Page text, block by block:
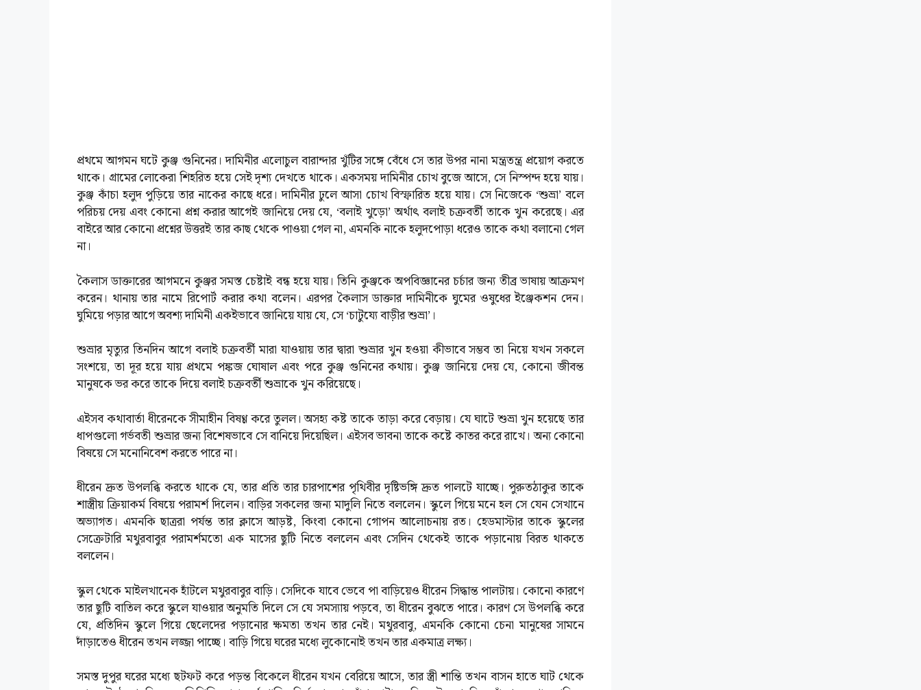
প্রথমে আগমন ঘটে কুঞ্জ গুনিনের। দামিনীর এলোচুল বারান্দার খুঁটির সঙ্গে বেঁধে সে তার উপর নানা মন্ত্রতন্ত্র প্রয়োগ করতে
থাকে। গ্রামের লোকেরা শিহরিত হয়ে সেই দৃশ্য দেখতে থাকে। একসময় দামিনীর চোখ বুজে আসে, সে নিস্পন্দ হয়ে যায়।
কুঞ্জ কাঁচা হলুদ পুড়িয়ে তার নাকের কাছে ধরে। দামিনীর ঢুলে আসা চোখ বিস্ফারিত হয়ে যায়। সে নিজেকে ‘শুভ্রা’ বলে
পরিচয় দেয় এবং কোনো প্রশ্ন করার আগেই জানিয়ে দেয় যে, ‘বলাই খুড়ো’ অর্থাৎ বলাই চক্রবর্তী তাকে খুন করেছে। এর
বাইরে আর কোনো প্রশ্নের উত্তরই তার কাছ থেকে পাওয়া গেল না, এমনকি নাকে হলুদপোড়া ধরেও তাকে কথা বলানো গেল
না।
কৈলাস ডাক্তারের আগমনে কুঞ্জর সমস্ত চেষ্টাই বন্ধ হয়ে যায়। তিনি কুঞ্জকে অপবিজ্ঞানের চর্চার জন্য তীব্র ভাষায় আক্রমণ
করেন। থানায় তার নামে রিপোর্ট করার কথা বলেন। এরপর কৈলাস ডাক্তার দামিনীকে ঘুমের ওষুধের ইঞ্জেকশন দেন।
ঘুমিয়ে পড়ার আগে অবশ্য দামিনী একইভাবে জানিয়ে যায় যে, সে ‘চাটুয্যে বাড়ীর শুভ্রা’।
শুভ্রার মৃত্যুর তিনদিন আগে বলাই চক্রবর্তী মারা যাওয়ায় তার দ্বারা শুভ্রার খুন হওয়া কীভাবে সম্ভব তা নিয়ে যখন সকলে
সংশয়ে, তা দূর হয়ে যায় প্রথমে পঙ্কজ ঘোষাল এবং পরে কুঞ্জ গুনিনের কথায়। কুঞ্জ জানিয়ে দেয় যে, কোনো জীবন্ত
মানুষকে ভর করে তাকে দিয়ে বলাই চক্রবর্তী শুভ্রাকে খুন করিয়েছে।
এইসব কথাবার্তা ধীরেনকে সীমাহীন বিষণ্ণ করে তুলল। অসহ্য কষ্ট তাকে তাড়া করে বেড়ায়। যে ঘাটে শুভ্রা খুন হয়েছে তার
ধাপগুলো গর্ভবতী শুভ্রার জন্য বিশেষভাবে সে বানিয়ে দিয়েছিল। এইসব ভাবনা তাকে কষ্টে কাতর করে রাখে। অন্য কোনো
বিষয়ে সে মনোনিবেশ করতে পারে না।
ধীরেন দ্রুত উপলব্ধি করতে থাকে যে, তার প্রতি তার চারপাশের পৃথিবীর দৃষ্টিভঙ্গি দ্রুত পালটে যাচ্ছে। পুরুতঠাকুর তাকে
শাস্ত্রীয় ক্রিয়াকর্ম বিষয়ে পরামর্শ দিলেন। বাড়ির সকলের জন্য মাদুলি নিতে বললেন। স্কুলে গিয়ে মনে হল সে যেন সেখানে
অভ্যাগত। এমনকি ছাত্ররা পর্যন্ত তার ক্লাসে আড়ষ্ট, কিংবা কোনো গোপন আলোচনায় রত। হেডমাস্টার তাকে স্কুলের
সেক্রেটারি মথুরবাবুর পরামর্শমতো এক মাসের ছুটি নিতে বললেন এবং সেদিন থেকেই তাকে পড়ানোয় বিরত থাকতে
বললেন।
স্কুল থেকে মাইলখানেক হাঁটলে মথুরবাবুর বাড়ি। সেদিকে যাবে ভেবে পা বাড়িয়েও ধীরেন সিদ্ধান্ত পালটায়। কোনো কারণে
তার ছুটি বাতিল করে স্কুলে যাওয়ার অনুমতি দিলে সে যে সমস্যায় পড়বে, তা ধীরেন বুঝতে পারে। কারণ সে উপলব্ধি করে
যে, প্রতিদিন স্কুলে গিয়ে ছেলেদের পড়ানোর ক্ষমতা তখন তার নেই। মথুরবাবু, এমনকি কোনো চেনা মানুষের সামনে
দাঁড়াতেও ধীরেন তখন লজ্জা পাচ্ছে। বাড়ি গিয়ে ঘরের মধ্যে লুকোনোই তখন তার একমাত্র লক্ষ্য।
সমস্ত দুপুর ঘরের মধ্যে ছটফট করে পড়ন্ত বিকেলে ধীরেন যখন বেরিয়ে আসে, তার স্ত্রী শান্তি তখন বাসন হাতে ঘাট থেকে